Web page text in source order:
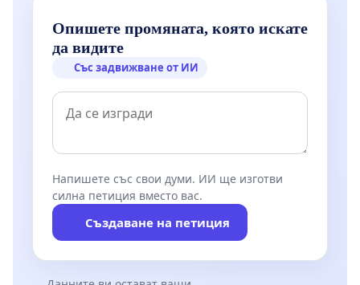
Опишете промяната, която искате
да видите
Със задвижване от ИИ
Напишете със свои думи. ИИ ще изготви
силна петиция вместо вас.
Създаване на петиция